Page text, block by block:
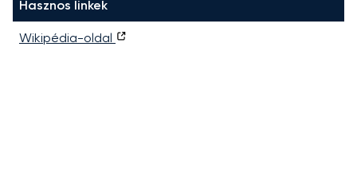
Hasznos linkek
Wikipédia-oldal